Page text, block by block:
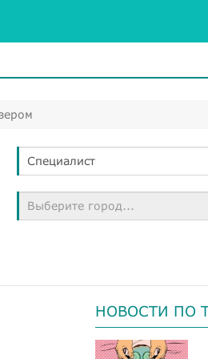
Специалист
Выберите город...
НОВОСТИ ПО